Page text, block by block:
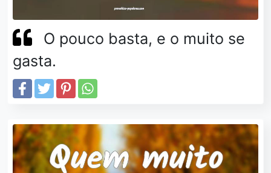
O pouco basta, e o muito se
gasta.